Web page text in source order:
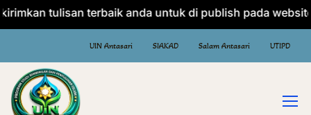
tulisan terbaik anda untuk di publish pada website
UIN Antasari SIAKAD Salam Antasari UTIPD